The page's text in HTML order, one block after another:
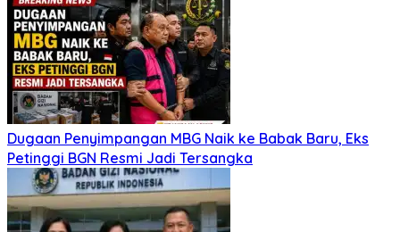
Dugaan Penyimpangan MBG Naik ke Babak Baru, Eks
Petinggi BGN Resmi Jadi Tersangka